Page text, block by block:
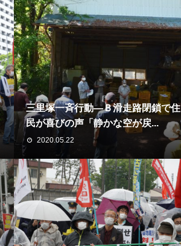
三里塚一斉行動―Ｂ滑走路閉鎖で住
民が喜びの声「静かな空が戻...
2020.05.22